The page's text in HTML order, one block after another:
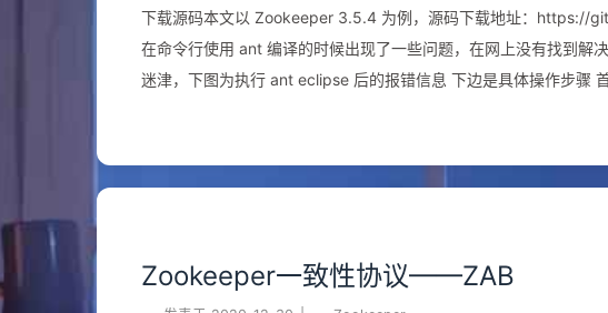
下载源码本文以 Zookeeper 3.5.4 为例，源码下载地址：
在命令行使用 ant 编译的时候出现了一些问题，在网上没有找到解
迷津，下图为执行 ant eclipse 后的报错信息 下边是具体操作步骤 首先使用 idea 打开项目 右击 build.xml ，选择 Add as Ant
Zookeeper一致性协议——ZAB